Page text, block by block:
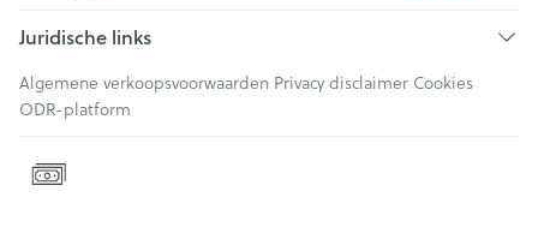
Juridische links
Algemene verkoopsvoorwaarden Privacy disclaimer Cookies
ODR-platform